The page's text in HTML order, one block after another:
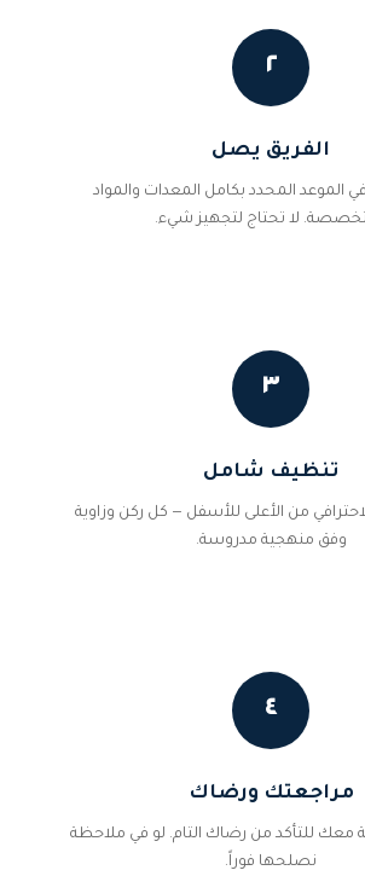
٢
الفريق يصل
الموعد المحدد بكامل المعدات والمواد
لا تحتاج لتجهيز شيء.
٣
تنظيف شامل
من الأعلى للأسفل — كل ركن وزاوية
وفق منهجية مدروسة.
٤
مراجعتك ورضاك
معك للتأكد من رضاك التام. لو في ملاحظة
نصلحها فوراً.